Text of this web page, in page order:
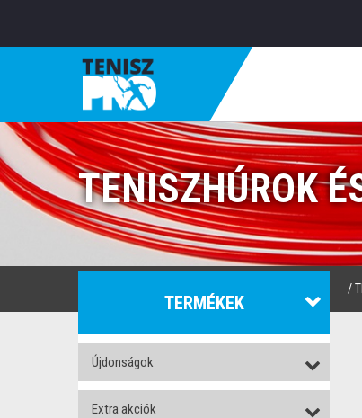
TENISZHÚROK
/
TERMÉKEK
Újdonságok
Extra akciók